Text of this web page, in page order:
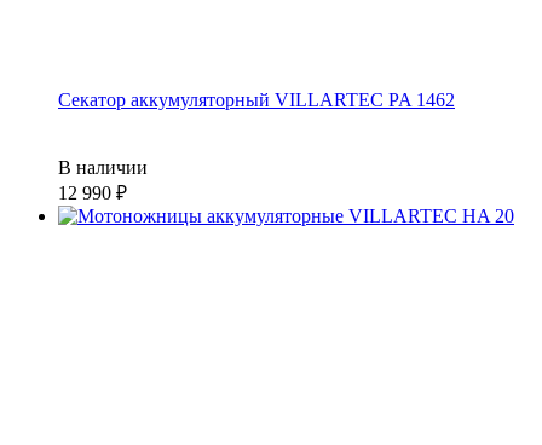
Секатор аккумуляторный VILLARTEC PA 1462
В наличии
12 990